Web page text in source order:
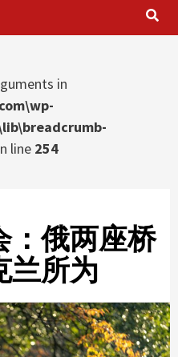
in
line 254
：俄两座桥
兰所为